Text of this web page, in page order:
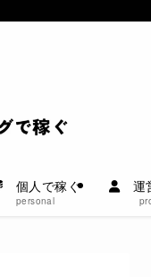
個人で稼ぐ
personal
運